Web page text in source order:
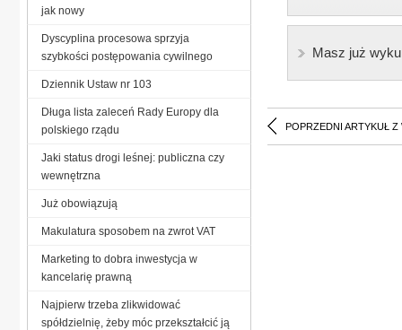
Masz już
POPRZEDNI ARTYKUŁ Z
jak nowy
Dyscyplina procesowa sprzyja
szybkości postępowania cywilnego
Dziennik Ustaw nr 103
Długa lista zaleceń Rady Europy dla
polskiego rządu
Jaki status drogi leśnej: publiczna czy
wewnętrzna
Już obowiązują
Makulatura sposobem na zwrot VAT
Marketing to dobra inwestycja w
kancelarię prawną
Najpierw trzeba zlikwidować
spółdzielnię, żeby móc przekształcić ją